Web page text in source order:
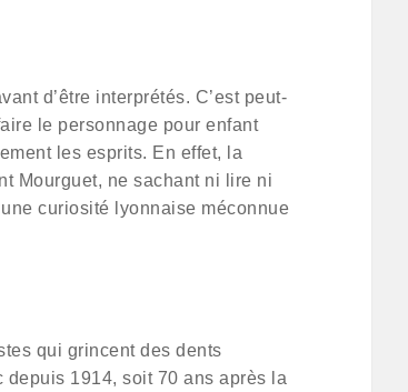
d’être interprétés. C’est peut-
le personnage pour enfant
les esprits. En effet, la
Mourguet, ne sachant ni lire ni
curiosité lyonnaise méconnue
qui grincent des dents
depuis 1914, soit 70 ans après la